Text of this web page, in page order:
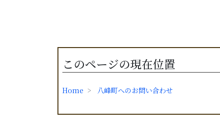
このページの現在位置
Home 八峰町へのお問い合わせ